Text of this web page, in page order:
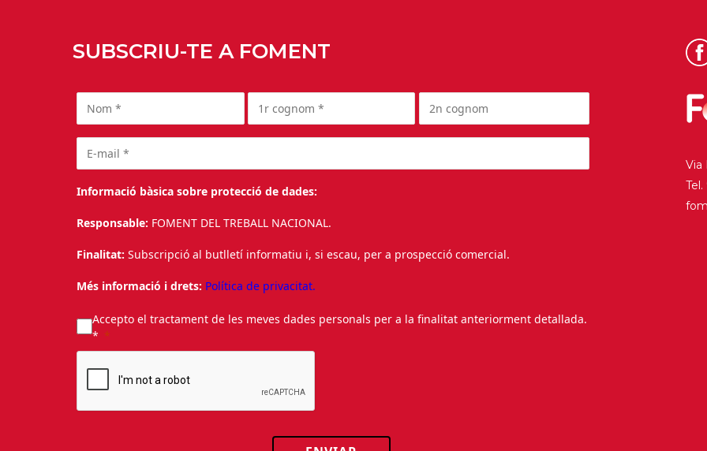
SUBSCRIU-TE A FOMENT
Informació bàsica sobre protecció de dades:
Responsable: FOMENT DEL TREBALL NACIONAL.
Finalitat: Subscripció al butlletí informatiu i, si escau, per a prospecció comercial.
Més informació i drets: Política de privacitat.
Accepto el tractament de les meves dades personals per a la finalitat anteriorment detallada.
*
Via